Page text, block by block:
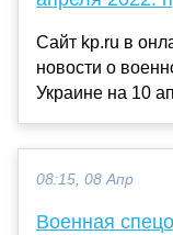
Сайт kp.ru в
новости о
Украине на 10
08:15, 08 Апр
Военная